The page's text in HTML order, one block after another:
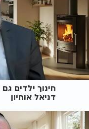
חינוך ילדים
דניאל אוחיון